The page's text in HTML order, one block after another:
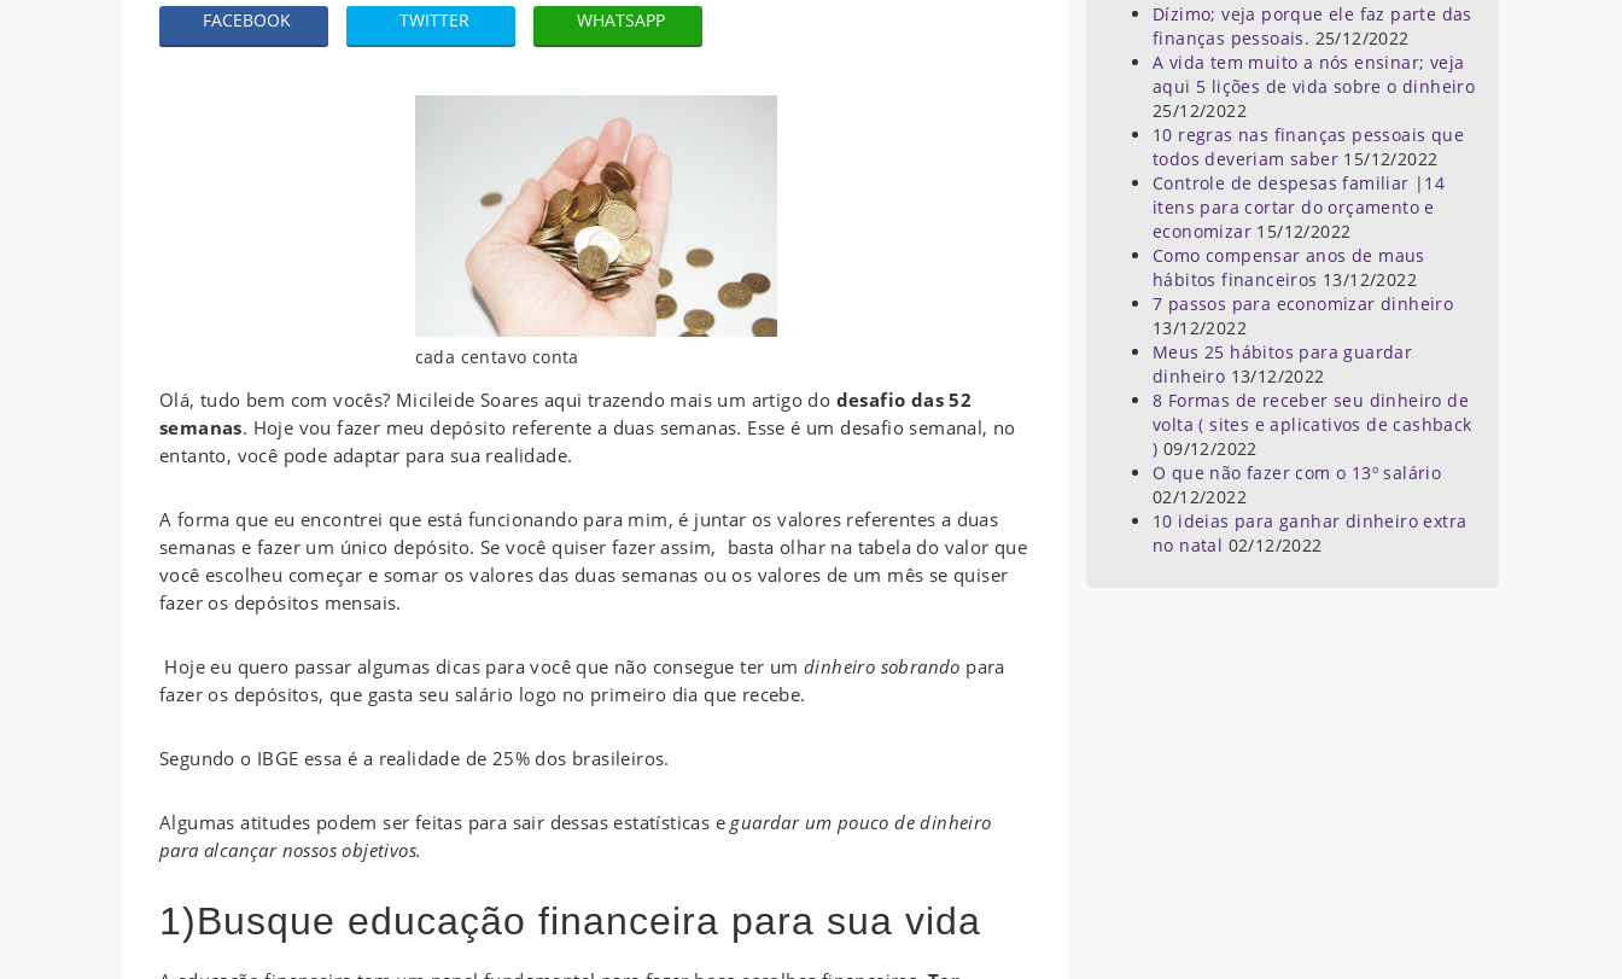
FACEBOOK TWITTER WHATSAPP
cada centavo conta
Olá, tudo bem com vocês? Micileide Soares aqui trazendo mais um artigo do desafio das 52
semanas. Hoje vou fazer meu depósito referente a duas semanas. Esse é um desafio semanal, no
entanto, você pode adaptar para sua realidade.
A forma que eu encontrei que está funcionando para mim, é juntar os valores referentes a duas
semanas e fazer um único depósito. Se você quiser fazer assim, basta olhar na tabela do valor que
você escolheu começar e somar os valores das duas semanas ou os valores de um mês se quiser
fazer os depósitos mensais.
Hoje eu quero passar algumas dicas para você que não consegue ter um dinheiro sobrando para
fazer os depósitos, que gasta seu salário logo no primeiro dia que recebe.
Segundo o IBGE essa é a realidade de 25% dos brasileiros.
Algumas atitudes podem ser feitas para sair dessas estatísticas eguardar um pouco de dinheiro
para alcançar nossos objetivos.
1)Busque educação financeira para sua vida
Dízimo; veja porque ele faz parte das
finanças pessoais. 25/12/2022
A vida tem muito a nós ensinar; veja
aqui 5 lições de vida sobre o dinheiro
25/12/2022
10 regras nas finanças pessoais que
todos deveriam saber 15/12/2022
Controle de despesas familiar |14
itens para cortar do orçamento e
economizar 15/12/2022
Como compensar anos de maus
hábitos financeiros 13/12/2022
7 passos para economizar dinheiro
13/12/2022
Meus 25 hábitos para guardar
dinheiro 13/12/2022
8 Formas de receber seu dinheiro de
volta ( sites e aplicativos de cashback
) 09/12/2022
O que não fazer com o 13º salário
02/12/2022
10 ideias para ganhar dinheiro extra
no natal 02/12/2022